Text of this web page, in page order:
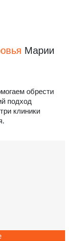
Марии
обрести
подход
клиники